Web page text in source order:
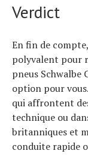
Verdict
En fin de
polyvalent pour
pneus Schwalbe
option pour
qui affrontent
technique ou
britanniques et
conduite rapide